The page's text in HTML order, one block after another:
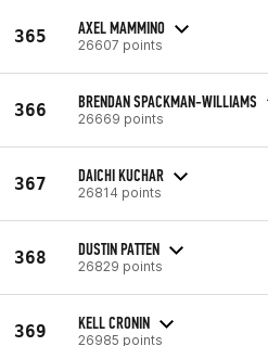
365 AXEL MAMMINO
26607 points
366 BRENDAN SPACKMAN-WILLIAMS
26669 points
367 DAICHI KUCHAR
26814 points
368 DUSTIN PATTEN
26829 points
369 KELL CRONIN
26985 points